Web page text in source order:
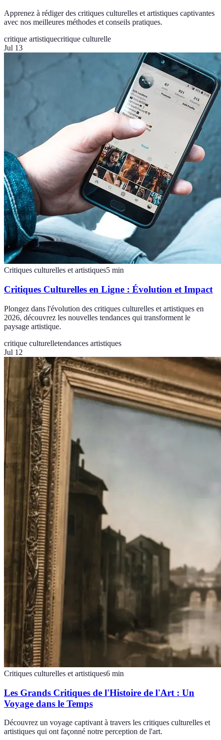
Apprenez à rédiger des critiques culturelles et artistiques captivantes
avec nos meilleures méthodes et conseils pratiques.
critique artistiquecritique culturelle
Jul 13
Critiques culturelles et artistiques5 min
Critiques Culturelles en Ligne : Évolution et Impact
Plongez dans l'évolution des critiques culturelles et artistiques en
2026, découvrez les nouvelles tendances qui transforment le
paysage artistique.
critique culturelletendances artistiques
Jul 12
Critiques culturelles et artistiques6 min
Les Grands Critiques de l'Histoire de l'Art : Un
Voyage dans le Temps
Découvrez un voyage captivant à travers les critiques culturelles et
artistiques qui ont façonné notre perception de l'art.